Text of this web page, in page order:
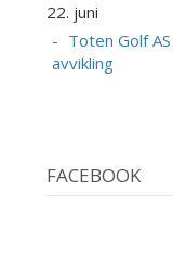
22. juni
Toten Golf
avvikling
FACEBOOK